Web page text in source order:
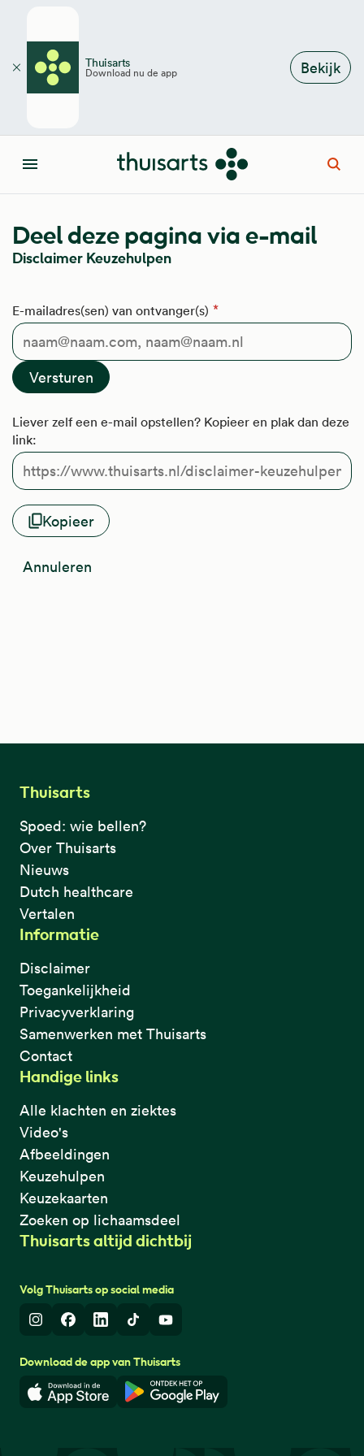
Thuisarts
Download nu de app Bekijk
Sluiten
Menu
Deel deze pagina via e-mail
Disclaimer Keuzehulpen
E-mailadres(sen) van ontvanger(s)
Liever zelf een e-mail opstellen? Kopieer en plak dan deze
link:
Kopieer
Annuleren
Thuisarts
Spoed: wie bellen?
Over Thuisarts
Nieuws
Dutch healthcare
Vertalen
Informatie
Disclaimer
Toegankelijkheid
Privacyverklaring
Samenwerken met Thuisarts
Contact
Handige links
Alle klachten en ziektes
Video's
Afbeeldingen
Keuzehulpen
Keuzekaarten
Zoeken op lichaamsdeel
Thuisarts altijd dichtbij
Volg Thuisarts op social media
InstagramFacebook
LinkedInTikTokYoutube
Download de app van Thuisarts
Download in de App StoreDownload in de Google Play